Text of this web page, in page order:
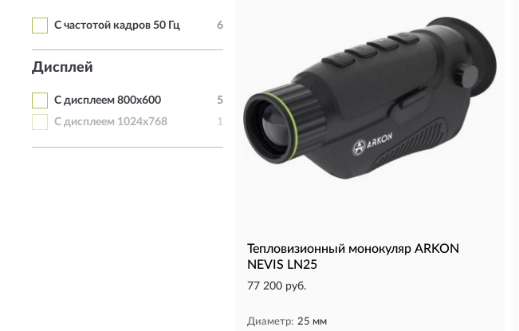
С частотой кадров 50 Гц 6
Дисплей
С дисплеем 800x600
5
С дисплеем 1024x768
1
Тепловизионный монокуляр ARKON
NEVIS LN25
77 200 руб.
Диаметр: 25 мм